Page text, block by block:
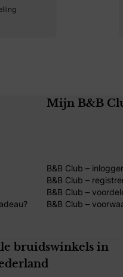
Mijn B&B
B&B Club –
B&B Club –
B&B Club –
B&B Club –
bruidswinkels in